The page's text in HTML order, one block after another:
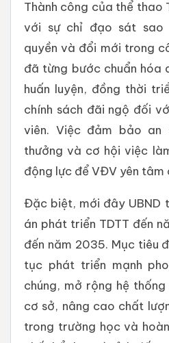
Thành công của thể thao
với sự chỉ đạo sát sao
quyền và đổi mới trong
đã từng bước chuẩn hóa
huấn luyện, đồng thời
chính sách đãi ngộ đối
viên. Việc đảm bảo an
thưởng và cơ hội việc
động lực để VĐV yên tâm
Đặc biệt, mới đây UBND
án phát triển TDTT đến
đến năm 2035. Mục tiêu
tục phát triển mạnh
chúng, mở rộng hệ
cơ sở, nâng cao chất
trong trường học và